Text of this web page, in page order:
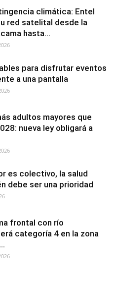
climática: Entel
red satelital desde la
hasta...
para disfrutar eventos
a una pantalla
adultos mayores que
nueva ley obligará a
es colectivo, la salud
debe ser una prioridad
frontal con río
categoría 4 en la zona